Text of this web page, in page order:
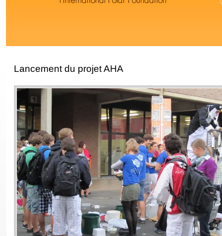
Lancement du projet AHA